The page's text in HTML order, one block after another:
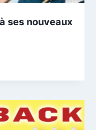
ses nouveaux